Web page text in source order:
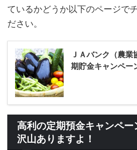
ているかどうか以下のページで
ださい。
ＪＡバンク（農業
期貯金キャンペー
高利の定期預金キャンペー
沢山ありますよ！